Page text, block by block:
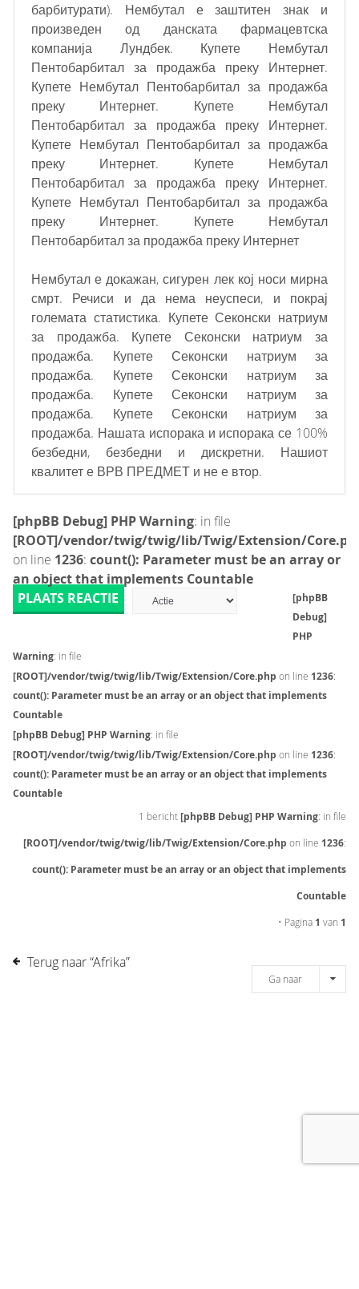
барбитурати). Нембутал е заштитен знак и
произведен од данската фармацевтска
компанија Лундбек. Купете Нембутал
Пентобарбитал за продажба преку Интернет.
Купете Нембутал Пентобарбитал за продажба
преку Интернет. Купете Нембутал
Пентобарбитал за продажба преку Интернет.
Купете Нембутал Пентобарбитал за продажба
преку Интернет. Купете Нембутал
Пентобарбитал за продажба преку Интернет.
Купете Нембутал Пентобарбитал за продажба
преку Интернет. Купете Нембутал
Пентобарбитал за продажба преку Интернет
Нембутал е докажан, сигурен лек кој носи мирна
смрт. Речиси и да нема неуспеси, и покрај
големата статистика. Купете Секонски натриум
за продажба. Купете Секонски натриум за
продажба. Купете Секонски натриум за
продажба. Купете Секонски натриум за
продажба. Купете Секонски натриум за
продажба. Купете Секонски натриум за
продажба. Нашата испорака и испорака се 100%
безбедни, безбедни и дискретни. Нашиот
квалитет е ВРВ ПРЕДМЕТ и не е втор.
[phpBB Debug] PHP Warning: in file
[ROOT]/vendor/twig/twig/lib/Twig/Extension/
on line 1236: count(): Parameter must be an array or
an object that implements Countable
PLAATS REACTIE
[phpBB
Debug]
PHP
Warning: in file
[ROOT]/vendor/twig/twig/lib/Twig/Extension/Core.php on line 1236:
count(): Parameter must be an array or an object that implements
Countable
[phpBB Debug] PHP Warning: in file
[ROOT]/vendor/twig/twig/lib/Twig/Extension/Core.php on line 1236:
count(): Parameter must be an array or an object that implements
Countable
1 bericht[phpBB Debug] PHP Warning: in file
[ROOT]/vendor/twig/twig/lib/Twig/Extension/Core.php on line 1236:
count(): Parameter must be an array or an object that implements
Countable
• Pagina 1 van 1
Terug naar “Afrika”
Ga naar